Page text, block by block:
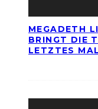
MEGADETH
BRINGT DIE
LETZTES